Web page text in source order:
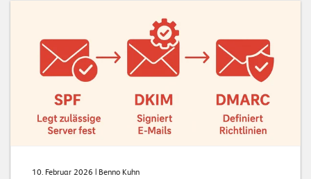
10. Februar 2026 | Benno Kuhn